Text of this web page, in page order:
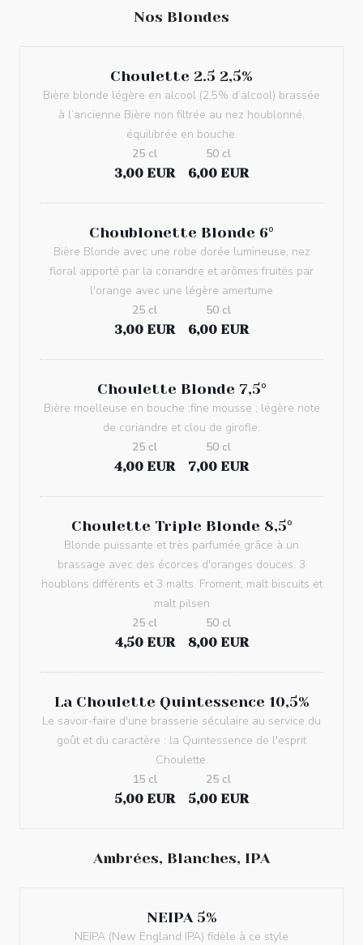
Nos Blondes
Choulette 2.5 2,5%
Bière blonde légère en alcool (2,5% d’alcool) brassée
à l’ancienne Bière non filtrée au nez houblonné,
équilibrée en bouche.
3,00 EUR
25 cl
6,00 EUR
50 cl
Choublonette Blonde 6°
Bière Blonde avec une robe dorée lumineuse, nez
floral apporté par la coriandre et arômes fruités par
l'orange avec une légère amertume
3,00 EUR
25 cl
6,00 EUR
50 cl
Choulette Blonde 7,5°
Bière moelleuse en bouche ;fine mousse ; légère note
de coriandre et clou de girofle.
4,00 EUR
25 cl
7,00 EUR
50 cl
Choulette Triple Blonde 8,5°
Blonde puissante et très parfumée grâce à un
brassage avec des écorces d'oranges douces. 3
houblons différents et 3 malts. Froment, malt biscuits et
malt pilsen
4,50 EUR
25 cl
8,00 EUR
50 cl
La Choulette Quintessence 10,5%
Le savoir-faire d'une brasserie séculaire au service du
goût et du caractère : la Quintessence de l'esprit
Choulette.
5,00 EUR
15 cl
5,00 EUR
25 cl
Ambrées, Blanches, IPA
NEIPA 5%
NEIPA (New England IPA) fidèle à ce style